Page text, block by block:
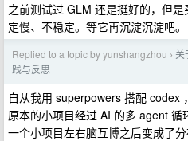
之前测试过 GLM 还是挺好的，但
定慢、不稳定。等它再沉淀沉淀吧。
Replied to a topic by yunshangzhou › 关
践与反思
自从我用 superpowers 搭配 codex
原本的小项目经过 AI 的多 agent
一个小项目左右脑互博之后变成了分